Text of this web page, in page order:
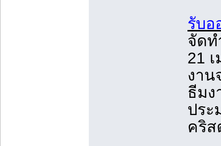
รับอ
จัดท
21
งา
ธีมง
ปร
คริส